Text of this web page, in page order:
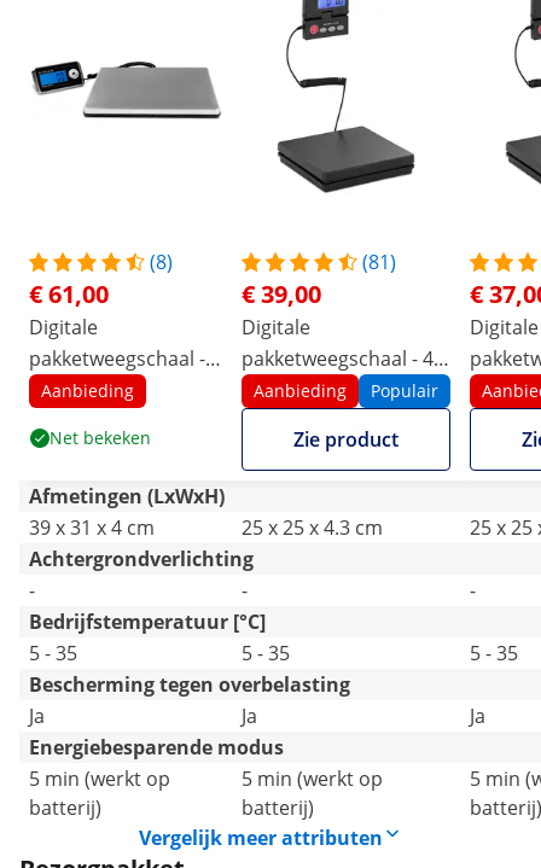
(8)
€ 61,00
Digitale
pakketweegschaal -
200 kg / 100 g - Basic
Aanbieding
Net bekeken
(81)
€ 39,00
Digitale
pakketweegschaal - 40
kg / 1 g - Basic - Extern
display
Aanbieding Populair
Zie product
€
Digitale
kg / 2
LCD
Afmetingen (LxWxH)
39 x 31 x 4 cm
25 x 25 x 4.3 cm
25 x 25
Achtergrondverlichting
-
-
-
Bedrijfstemperatuur [°C]
5 - 35
5 - 35
5 - 35
Bescherming tegen overbelasting
Ja
Ja
Ja
Energiebesparende modus
5 min (werkt op
batterij)
5 min (werkt op
batterij)
5 min
batterij)
Vergelijk meer attributen